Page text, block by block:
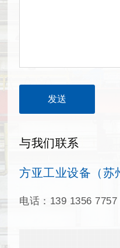
与我们联系
方亚工业设备（苏
电话：139 1356 7757